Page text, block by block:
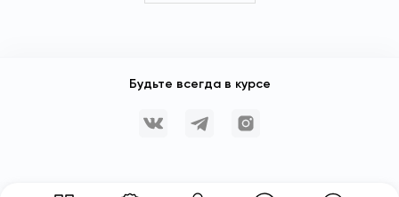
Будьте всегда в курсе